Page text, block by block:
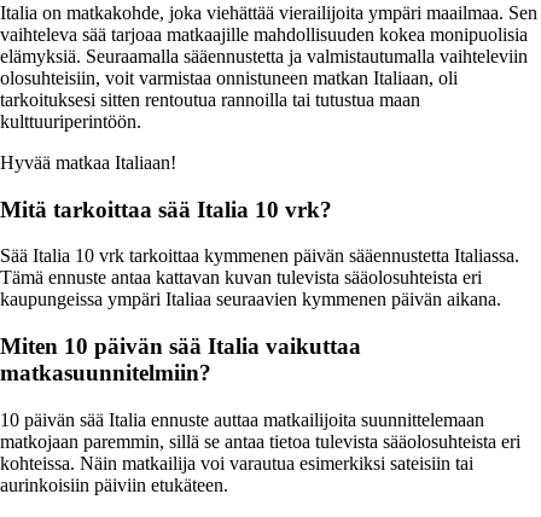
Italia on matkakohde, joka viehättää vierailijoita ympäri maailmaa. Sen
vaihteleva sää tarjoaa matkaajille mahdollisuuden kokea monipuolisia
elämyksiä. Seuraamalla sääennustetta ja valmistautumalla vaihteleviin
olosuhteisiin, voit varmistaa onnistuneen matkan Italiaan, oli
tarkoituksesi sitten rentoutua rannoilla tai tutustua maan
kulttuuriperintöön.
Hyvää matkaa Italiaan!
Mitä tarkoittaa sää Italia 10 vrk?
Sää Italia 10 vrk tarkoittaa kymmenen päivän sääennustetta Italiassa.
Tämä ennuste antaa kattavan kuvan tulevista sääolosuhteista eri
kaupungeissa ympäri Italiaa seuraavien kymmenen päivän aikana.
Miten 10 päivän sää Italia vaikuttaa
matkasuunnitelmiin?
10 päivän sää Italia ennuste auttaa matkailijoita suunnittelemaan
matkojaan paremmin, sillä se antaa tietoa tulevista sääolosuhteista eri
kohteissa. Näin matkailija voi varautua esimerkiksi sateisiin tai
aurinkoisiin päiviin etukäteen.